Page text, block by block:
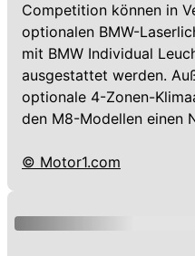
Competition können in
optionalen BMW-
mit BMW Individual
ausgestattet werden.
optionale 4-Zonen-
den M8-Modellen einen
© Motor1.com